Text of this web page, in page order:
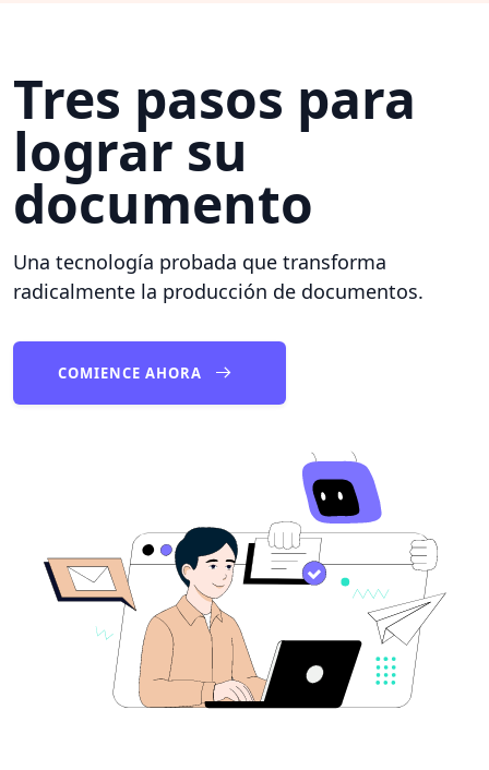
Tres pasos para
lograr su
documento
Una tecnología probada que transforma
radicalmente la producción de documentos.
COMIENCE AHORA